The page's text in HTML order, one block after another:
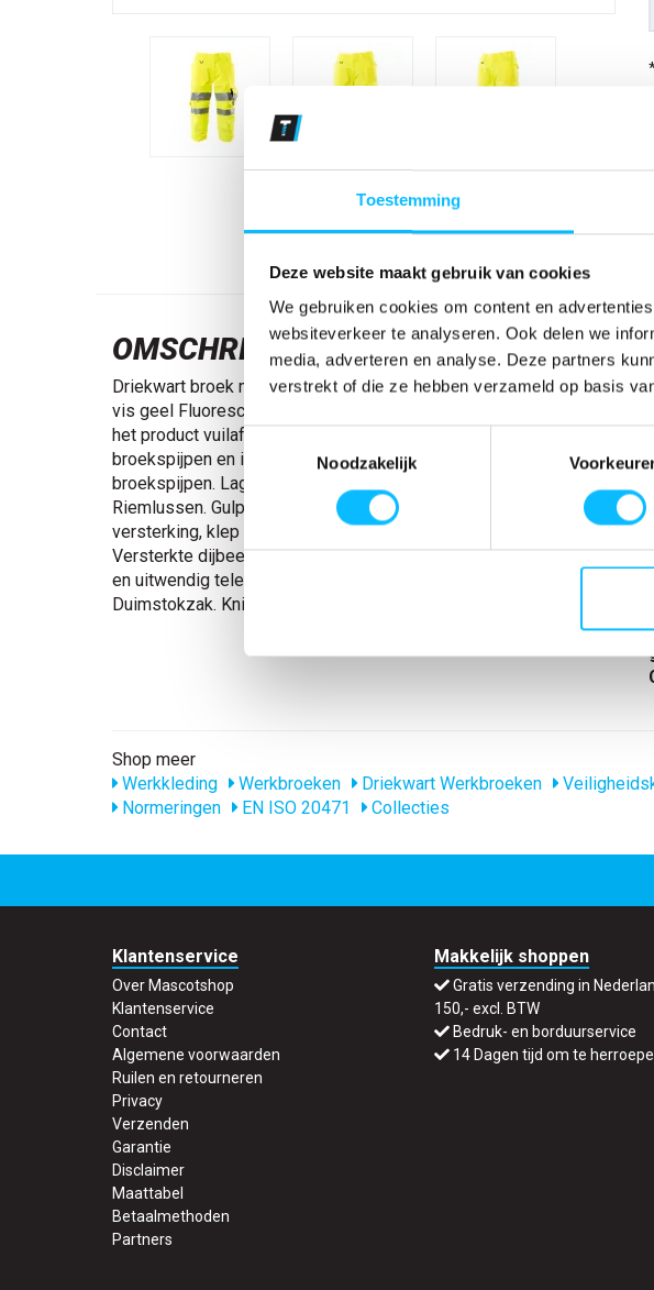
Toestemming
Deze website maakt gebruik van cookies
We gebruiken cookies om content en
websiteverkeer te analyseren. Ook delen we
media, adverteren en analyse. Deze partners
verstrekt of die ze hebben verzameld op basis
Toestemmingsselectie
Noodzakelijk
OMSCHRIJVING
Driekwart broek met kniezakken, klasse 2 | 17549-860 | 017-hi-
vis geel Fluorescerend, met reflecties. Eenkleurig. Teflon® maakt
het product vuilafstotend. Drievoudig gestikte naden aan de
broekspijpen en in het kruis. Ergonomisch gevormde
broekspijpen. Lage taille en voorgevormde tailleband.
Riemlussen. Gulp met rits. D-ring. Voorzakken. Achterzakken met
versterking, klep en verborgen drukknopen. Verstelbare hamerlus.
Versterkte dijbeenzak met extra zakken - inwendig telefoonzakje
en uitwendig telefoonzakje met klep en magneetsluiting.
Duimstokzak. Kniezakken van duurzaam CORDURA® (500 D).
Shop meer
Werkkleding
Werkbroeken Driekwart Werkbroeken
Normeringen
EN ISO 20471 Collecties
Klantenservice
Over Mascotshop
Klantenservice
Contact
Algemene voorwaarden
Ruilen en retourneren
Privacy
Verzenden
Garantie
Disclaimer
Maattabel
Betaalmethoden
Partners
Makkelijk shoppen
Gratis verzending in
150,- excl. BTW
Bedruk- en borduurservice
14 Dagen tijd om te